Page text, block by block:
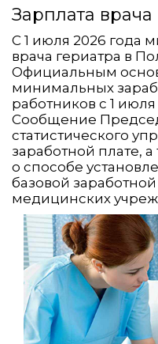
Зарплата
С 1 июля 2026 года
врача гериатра в
Официальным
минимальных
работников с 1 июля
Сообщение
статистического
заработной плате,
о способе
базовой
медицинских